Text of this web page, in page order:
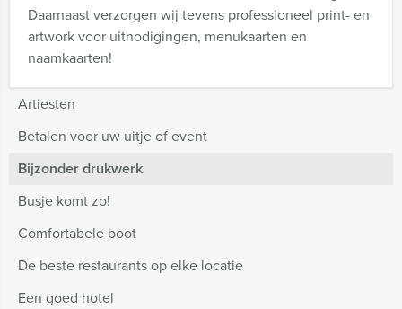
Daarnaast verzorgen wij tevens professioneel print- en
artwork voor uitnodigingen, menukaarten en
naamkaarten!
Artiesten
Betalen voor uw uitje of event
Bijzonder drukwerk
Busje komt zo!
Comfortabele boot
De beste restaurants op elke locatie
Een goed hotel